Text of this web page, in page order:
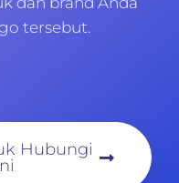
tersebut.
Hubungi